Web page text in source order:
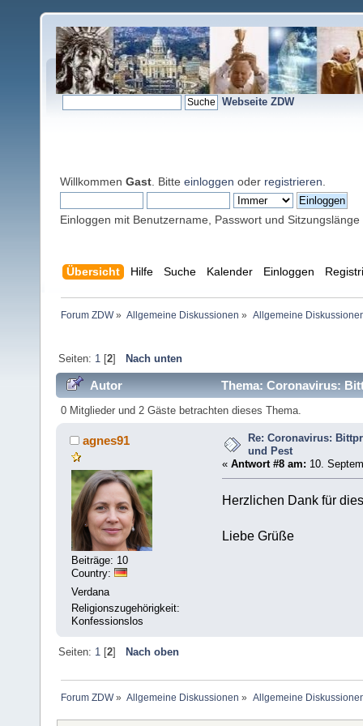
Webseite ZDW
Willkommen Gast . Bitte einloggen oder registrieren
Einloggen mit Benutzername, Passwort und Sitzungslänge
Übersicht Hilfe Suche Kalender Einloggen
Forum ZDW» Allgemeine Diskussionen » Allgemeine
Seiten: 1[2] Nach unten
Autor Thema: Coronavirus:
0 Mitglieder und 2 Gäste betrachten dieses Thema.
agnes91
Beiträge: 10
Country:
Verdana
Religionszugehörigkeit:
Konfessionslos
Re: Coronavirus:
und Pest
« Antwort #8 am: 10.
Herzlichen Dank für
Liebe Grüße
Seiten: 1 [2] Nach oben
Forum ZDW» Allgemeine Diskussionen » Allgemeine